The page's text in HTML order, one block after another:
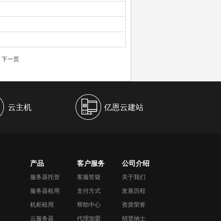
下一页
云主机 亿恩云建站
产品
服务器托管
服务器租用
机柜租用
云服务器
客户服务
客服答疑
支付方式
帮助中心
代理加盟
公司介绍
关于我们
发展历程
资质荣誉
招贤纳士